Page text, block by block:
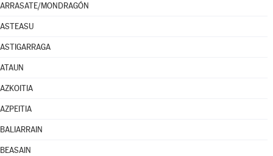
ARRASATE/MONDRAGÓN
ASTEASU
ASTIGARRAGA
ATAUN
AZKOITIA
AZPEITIA
BALIARRAIN
BEASAIN